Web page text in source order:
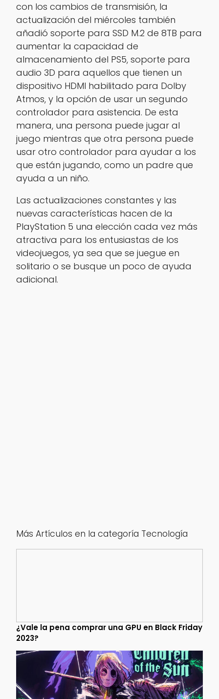
con los cambios de transmisión, la
actualización del miércoles también
añadió soporte para SSD M.2 de 8TB para
aumentar la capacidad de
almacenamiento del PS5, soporte para
audio 3D para aquellos que tienen un
dispositivo HDMI habilitado para Dolby
Atmos, y la opción de usar un segundo
controlador para asistencia. De esta
manera, una persona puede jugar al
juego mientras que otra persona puede
usar otro controlador para ayudar a los
que están jugando, como un padre que
ayuda a un niño.
Las actualizaciones constantes y las
nuevas características hacen de la
PlayStation 5 una elección cada vez más
atractiva para los entusiastas de los
videojuegos, ya sea que se juegue en
solitario o se busque un poco de ayuda
adicional.
Más Artículos en la categoría Tecnología
¿Vale la pena comprar una GPU en Black Friday
2023?